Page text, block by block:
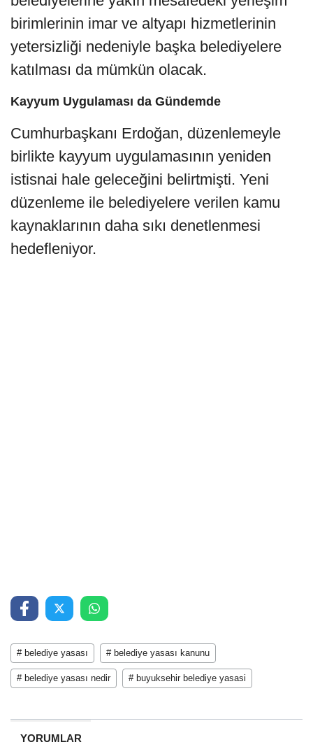
birimlerinin imar ve altyapı hizmetlerinin
yetersizliği nedeniyle başka belediyelere
katılması da mümkün olacak.
Kayyum Uygulaması da Gündemde
Cumhurbaşkanı Erdoğan, düzenlemeyle
birlikte kayyum uygulamasının yeniden
istisnai hale geleceğini belirtmişti. Yeni
düzenleme ile belediyelere verilen kamu
kaynaklarının daha sıkı denetlenmesi
hedefleniyor.
# belediye yasası # belediye yasası kanunu
# belediye yasası nedir # buyuksehir belediye yasasi
YORUMLAR